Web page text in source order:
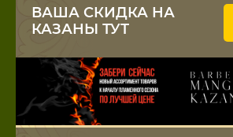
ВАША СКИДКА НА
КАЗАНЫ ТУТ